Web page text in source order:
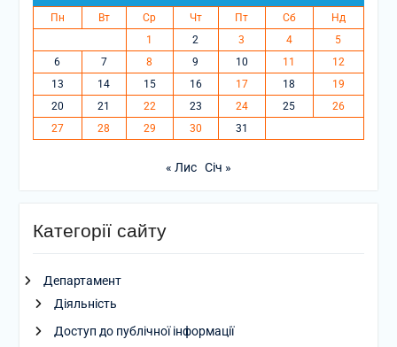
Пн Вт Ср Чт Пт Сб
Нд
1
2 3 4
5
6
7 8 9 10 11
12
13
14 15 16 17 18
19
20
21 22 23 24 25
26
27
28 29 30 31
« Лис Січ »
Категорії сайту
Департамент
Діяльність
Доступ до публічної інформації